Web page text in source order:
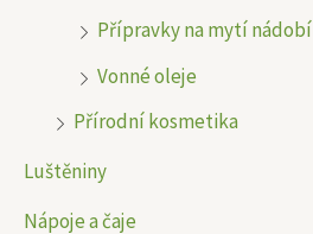
Přípravky na mytí nádobí
Vonné oleje
Přírodní kosmetika
Luštěniny
Nápoje a čaje